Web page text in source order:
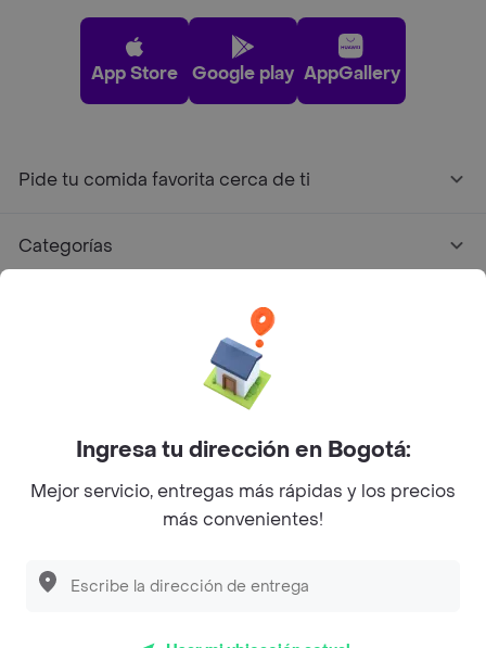
Descubre las PROMOCIONES que tenemos
App Store Google play AppGallery
Pide tu comida favorita cerca de ti
Categorías
Facebook
Twitter
Instagram
©2026Rappi Inc. All rights reserved.
Ingresa tu dirección en Bogotá:
Mejor servicio, entregas más rápidas y los precios
más convenientes!